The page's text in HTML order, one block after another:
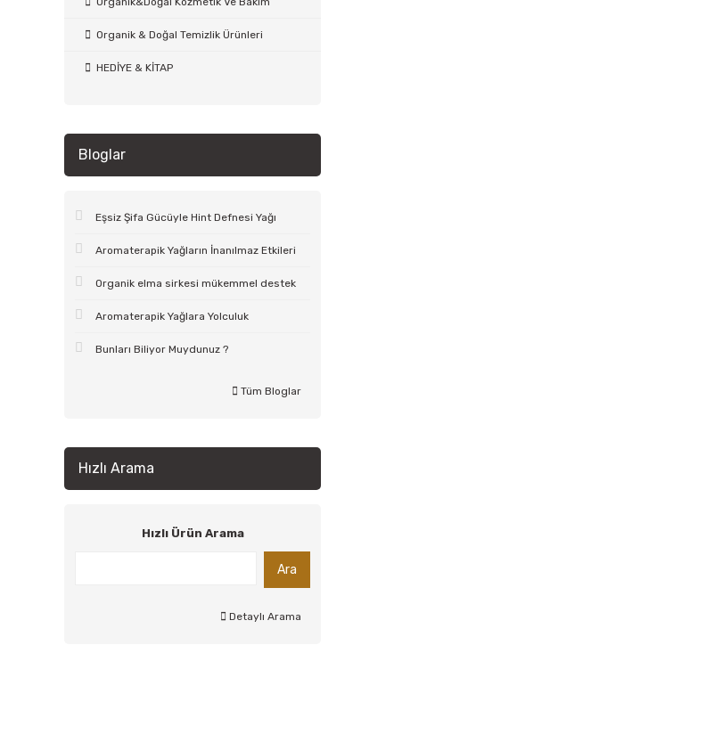
Organik & Doğal Temizlik Ürünleri
HEDİYE & KİTAP
Bloglar
Eşsiz Şifa Gücüyle Hint Defnesi Yağı
Aromaterapik Yağların İnanılmaz Etkileri
Organik elma sirkesi mükemmel destek
Aromaterapik Yağlara Yolculuk
Bunları Biliyor Muydunuz ?
Tüm Bloglar
Hızlı Arama
Hızlı Ürün Arama
Ara
Detaylı Arama